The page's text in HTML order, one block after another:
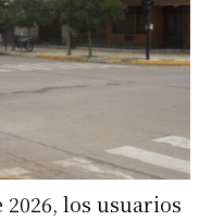
los usuarios